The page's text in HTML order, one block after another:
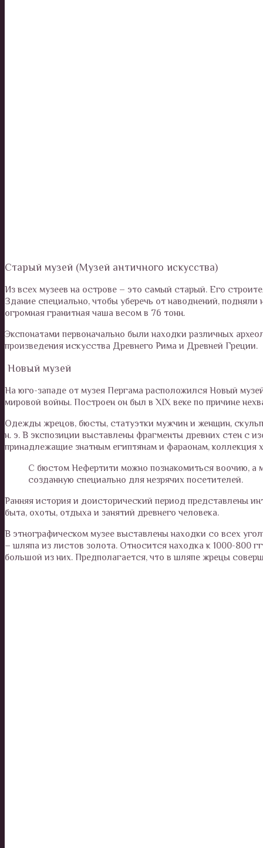
Старый музей (Музей античного искусства)
Из всех музеев на острове – это самый старый. Его
Здание специально, чтобы уберечь от наводнений,
огромная гранитная чаша весом в 76 тонн.
Экспонатами первоначально были находки различных
произведения искусства Древнего Рима и Древней Греции.
Новый музей
На юго-западе от музея Пергама расположился Новый
мировой войны. Построен он был в XIX веке по причине
Одежды жрецов, бюсты, статуэтки мужчин и женщин,
н. э. В экспозиции выставлены фрагменты древних стен с
принадлежащие знатным египтянам и фараонам, коллекция
С бюстом Нефертити можно познакомиться воочию, а
созданную специально для незрячих посетителей.
Ранняя история и доисторический период представлены
быта, охоты, отдыха и занятий древнего человека.
В этнографическом музее выставлены находки со всех
– шляпа из листов золота. Относится находка к 1000-800
большой из них. Предполагается, что в шляпе жрецы